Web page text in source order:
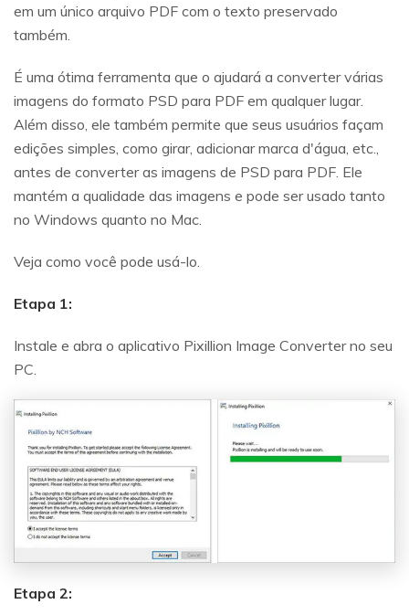
em um único arquivo PDF com o texto preservado
também.
É uma ótima ferramenta que o ajudará a converter várias
imagens do formato PSD para PDF em qualquer lugar.
Além disso, ele também permite que seus usuários façam
edições simples, como girar, adicionar marca d'água, etc.,
antes de converter as imagens de PSD para PDF. Ele
mantém a qualidade das imagens e pode ser usado tanto
no Windows quanto no Mac.
Veja como você pode usá-lo.
Etapa 1:
Instale e abra o aplicativo Pixillion Image Converter no seu
PC.
Etapa 2: